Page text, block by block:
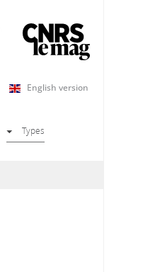
English version
Types